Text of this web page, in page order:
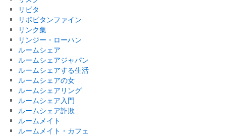
リビタ
リポビタンファイン
リンク集
リンジー・ローハン
ルームシェア
ルームシェアジャパン
ルームシェアする生活
ルームシェアの女
ルームシェアリング
ルームシェア入門
ルームシェア詐欺
ルームメイト
ルームメイト・カフェ